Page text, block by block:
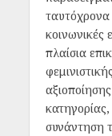
ταυτόχρονα
κοινωνικές
πλαίσια
συνάντηση